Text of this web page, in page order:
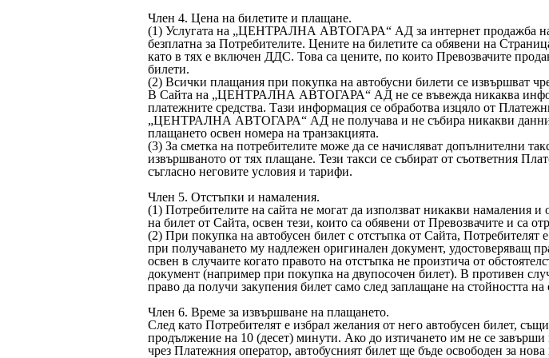
Член 4. Цена на билетите и плащане.
(1) Услугата на „ЦЕНТРАЛНА АВТОГАРА“ АД за интернет продажба на
безплатна за Потребителите. Цените на билетите са обявени на
като в тях е включен ДДС. Това са цените, по които Превозвачите
билети.
(2) Всички плащания при покупка на автобусни билети се извършват
В Сайта на „ЦЕНТРАЛНА АВТОГАРА“ АД не се въвежда никаква
платежните средства. Тази информация се обработва изцяло от
„ЦЕНТРАЛНА АВТОГАРА“ АД не получава и не събира никакви
плащането освен номера на транзакцията.
(3) За сметка на потребителите може да се начисляват допълнителни
извършваното от тях плащане. Тези такси се събират от съответния
съгласно неговите условия и тарифи.
Член 5. Отстъпки и намаления.
(1) Потребителите на сайта не могат да използват никакви намаления и
на билет от Сайта, освен тези, които са обявени от Превозвачите и са
(2) При покупка на автобусен билет с отстъпка от Сайта, Потребителят
при получаването му надлежен оригинален документ, удостоверяващ
освен в случаите когато правото на отстъпка не произтича от
документ (например при покупка на двупосочен билет). В противен
право да получи закупения билет само след заплащане на стойността на
Член 6. Време за извършване на плащането.
След като Потребителят е избрал желания от него автобусен билет,
продължение на 10 (десет) минути. Ако до изтичането им не се завърши
чрез Платежния оператор, автобусният билет ще бъде освободен за